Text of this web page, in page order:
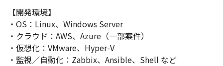
【開発環境】
・OS：Linux、Windows Server
・クラウド：AWS、Azure（一部案件）
・仮想化：VMware、Hyper-V
・監視／自動化：Zabbix、Ansible、Shell など